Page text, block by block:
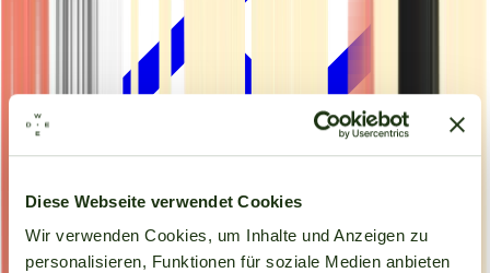
Diese Webseite verwendet Cookies
Wir verwenden Cookies, um Inhalte und Anzeigen zu
personalisieren, Funktionen für soziale Medien anbieten